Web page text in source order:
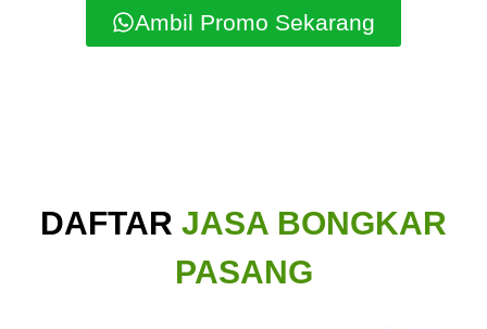
Ambil Promo Sekarang
DAFTAR JASA BONGKAR
PASANG